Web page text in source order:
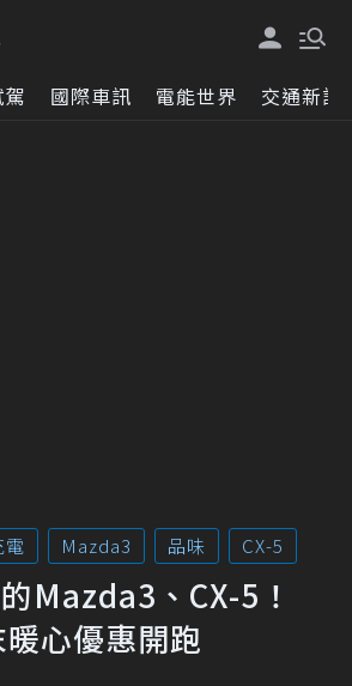
國際車訊 電能世界 交通新訊
電 Mazda3 品味 CX-5
Mazda3、CX-5！
心優惠開跑